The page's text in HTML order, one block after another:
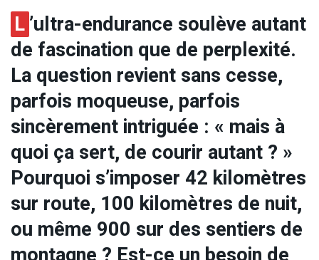
L’ultra-endurance soulève autant
de fascination que de perplexité.
La question revient sans cesse,
parfois moqueuse, parfois
sincèrement intriguée : « mais à
quoi ça sert, de courir autant ? »
Pourquoi s’imposer 42 kilomètres
sur route, 100 kilomètres de nuit,
ou même 900 sur des sentiers de